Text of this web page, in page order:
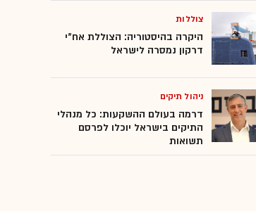
צוללות
היקרה בהיסטוריה: הצוללת אח"י
דרקון נמסרה לישראל
ניהול תיקים
דרמה בעולם ההשקעות: כל מנהלי
התיקים בישראל יוכלו לפרסם
תשואות